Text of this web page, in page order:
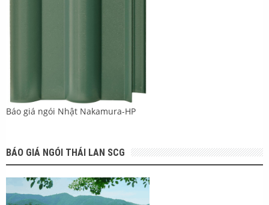
Báo giá ngói Nhật Nakamura-HP
BÁO GIÁ NGÓI THÁI LAN SCG